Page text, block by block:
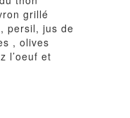
grillé
persil, jus de
, olives
l’oeuf et